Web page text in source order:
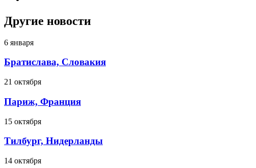
Другие новости
6 января
Братислава, Словакия
21 октября
Париж, Франция
15 октября
Тилбург, Нидерланды
14 октября